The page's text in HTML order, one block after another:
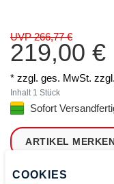
UVP 266,77 €
219,00 €
* zzgl. ges. MwSt. zzgl.
Inhalt 1 Stück
Sofort
ARTIKEL
ZUM
COOKIES